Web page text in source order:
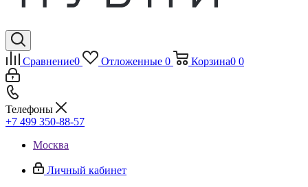
Сравнение0 Отложенные 0 Корзина0 0
Телефоны
+7 499 350-88-57
Москва
Личный кабинет